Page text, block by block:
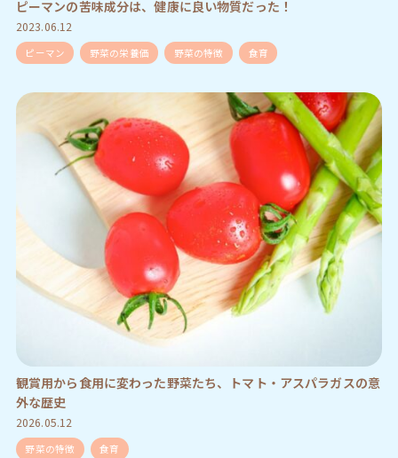
ピーマンの苦味成分は、健康に良い物質だった！
2023.06.12
ピーマン 野菜の栄養価 野菜の特徴 食育
観賞用から食用に変わった野菜たち、トマト・アスパラガスの意
外な歴史
2026.05.12
野菜の特徴 食育